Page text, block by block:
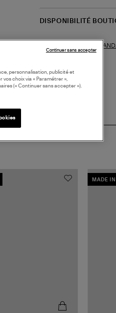
DISPONIBILITÉ
MADE
personnalisation, publicité et
choix via « Paramétrer »,
(« Continuer sans accepter »).
Continuer sans accepter